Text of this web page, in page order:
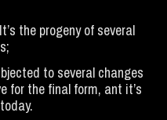
the progeny of several
to several changes
for the final form, ant it’s